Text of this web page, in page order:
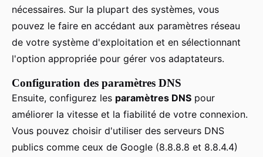
nécessaires. Sur la plupart des systèmes, vous
pouvez le faire en accédant aux paramètres réseau
de votre système d'exploitation et en sélectionnant
l'option appropriée pour gérer vos adaptateurs.
Configuration des paramètres DNS
Ensuite, configurez les paramètres DNS pour
améliorer la vitesse et la fiabilité de votre connexion.
Vous pouvez choisir d'utiliser des serveurs DNS
publics comme ceux de Google (8.8.8.8 et 8.8.4.4)